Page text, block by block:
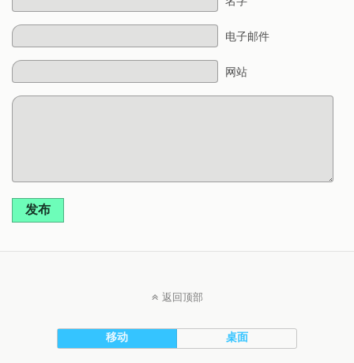
电子邮件
网站
发布
返回顶部
移动 桌面